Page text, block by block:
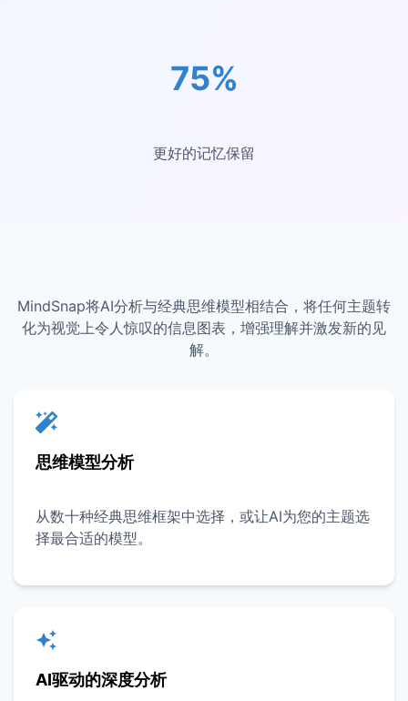
75%
更好的记忆保留
MindSnap将AI分析与经典思维模型相结合，将任何主题转
化为视觉上令人惊叹的信息图表，增强理解并激发新的见
解。
思维模型分析
从数十种经典思维框架中选择，或让AI为您的主题选
择最合适的模型。
AI驱动的深度分析